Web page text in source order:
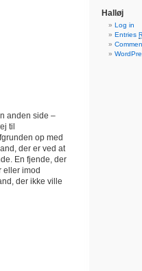
anden side –
til
op med
der er ved at
En fjende, der
eller imod
der ikke ville
Halløj
Log in
Entries